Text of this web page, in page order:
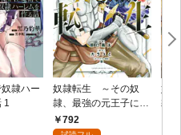
隷ハー
1
奴隷転生 ～その奴
隷、最強の元王子につ
き～（１）
792
奴
隷